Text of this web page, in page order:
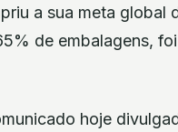
a sua meta global
de embalagens,
hoje